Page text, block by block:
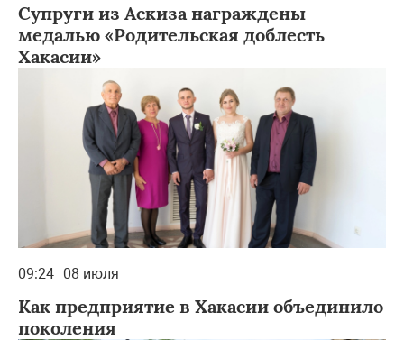
Супруги из Аскиза награждены
медалью «Родительская доблесть
Хакасии»
09:24 08 июля
Как предприятие в Хакасии объединило
поколения